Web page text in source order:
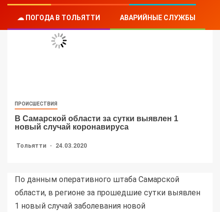
☁ ПОГОДА В ТОЛЬЯТТИ АВАРИЙНЫЕ СЛУЖБЫ
ПРОИСШЕСТВИЯ
В Самарской области за сутки выявлен 1
новый случай коронавируса
Тольятти 24.03.2020
По данным оперативного штаба Самарской
области, в регионе за прошедшие сутки выявлен
1 новый случай заболевания новой